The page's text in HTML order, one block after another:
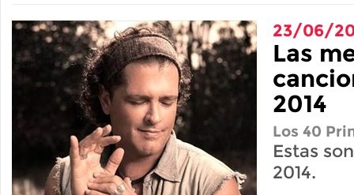
23/06/
Las
2014
Los 40
Estas
2014.